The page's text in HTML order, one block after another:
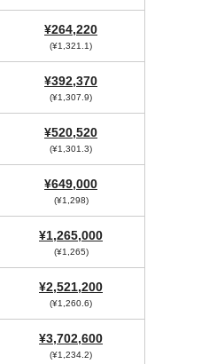
¥264,220
(¥1,321.1)
¥392,370
(¥1,307.9)
¥520,520
(¥1,301.3)
¥649,000
(¥1,298)
¥1,265,000
(¥1,265)
¥2,521,200
(¥1,260.6)
¥3,702,600
(¥1,234.2)